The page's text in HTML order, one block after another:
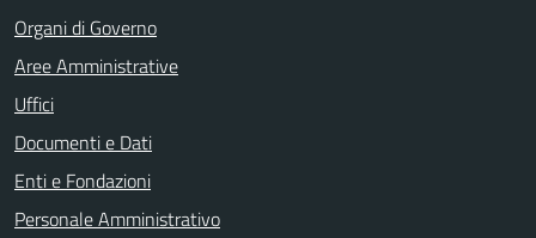
Organi di Governo
Aree Amministrative
Uffici
Documenti e Dati
Enti e Fondazioni
Personale Amministrativo